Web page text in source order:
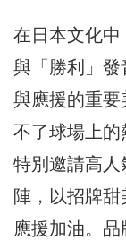
在日本文化中
與「勝利」發
與應援的重
不了球場上的
特別邀請高
陣，以招牌
應援加油。